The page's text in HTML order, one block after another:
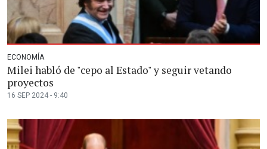
ECONOMÍA
Milei habló de "cepo al Estado" y seguir vetando
proyectos
16 SEP 2024 - 9:40